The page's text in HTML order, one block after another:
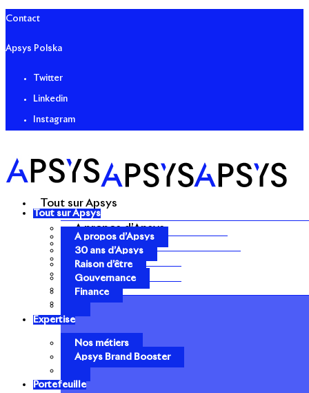
Contact
Apsys Polska
Twitter
Linkedin
Instagram
Tout sur Apsys
A propos d’Apsys
30 ans d’Apsys
Raison d’être
Gouvernance
Finance
Tout sur Apsys
A propos d’Apsys
30 ans d’Apsys
Raison d’être
Gouvernance
Finance
Expertise
Nos métiers
Apsys Brand Booster
Portefeuille